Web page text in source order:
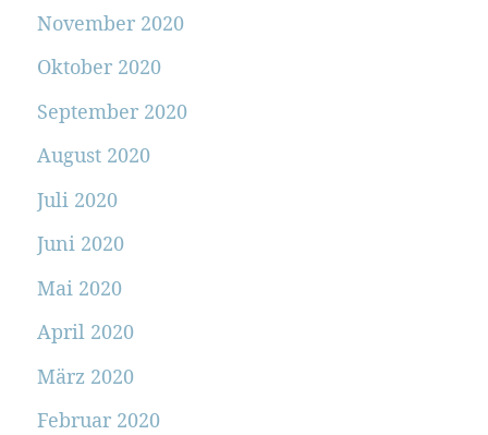
November 2020
Oktober 2020
September 2020
August 2020
Juli 2020
Juni 2020
Mai 2020
April 2020
März 2020
Februar 2020